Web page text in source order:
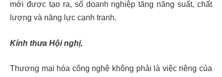
mới được tạo ra, số doanh nghiệp tăng năng suất, chất
lượng và năng lực cạnh tranh.
Kính thưa Hội nghị,
Thương mại hóa công nghệ không phải là việc riêng của